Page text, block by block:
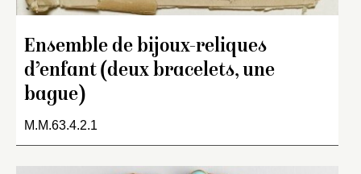
Ensemble de bijoux-reliques
d’enfant (deux bracelets, une
bague)
M.M.63.4.2.1